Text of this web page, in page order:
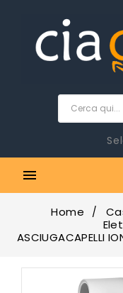

Home
ASCIUGACAPELLI